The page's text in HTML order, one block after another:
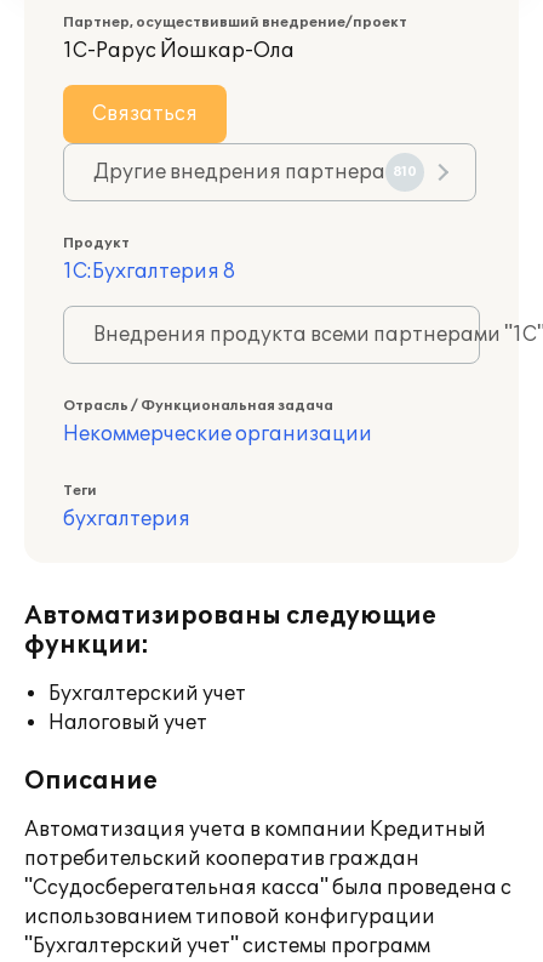
Партнер, осуществивший внедрение/проект
1С-Рарус Йошкар-Ола
Связаться
Другие внедрения партнера 810
Продукт
1С:Бухгалтерия 8
Внедрения продукта всеми партнерами
Отрасль / Функциональная задача
Некоммерческие организации
Теги
бухгалтерия
Автоматизированы следующие
функции:
Бухгалтерский учет
Налоговый учет
Описание
Автоматизация учета в компании Кредитный
потребительский кооператив граждан
"Ссудосберегательная касса" была проведена с
использованием типовой конфигурации
"Бухгалтерский учет" системы программ